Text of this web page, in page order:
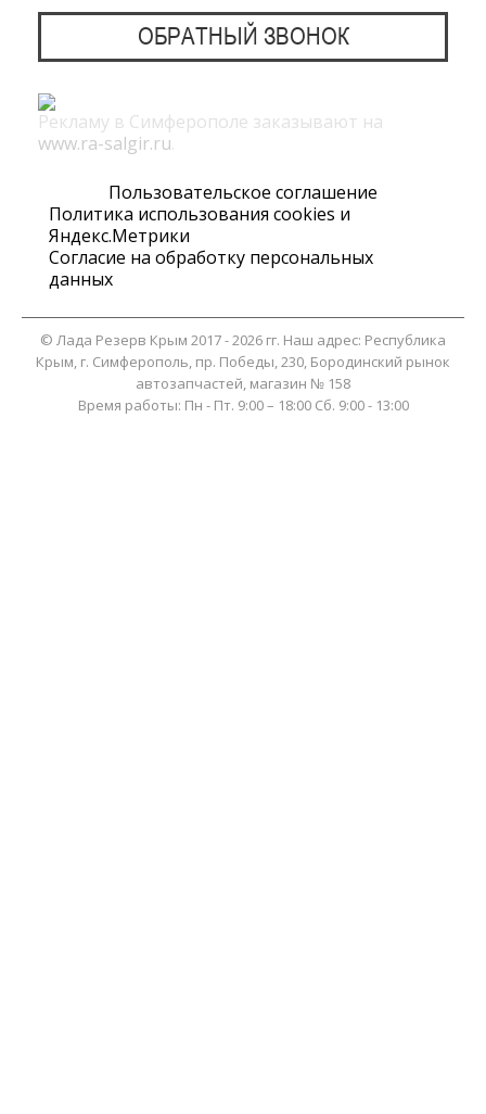
ОБРАТНЫЙ ЗВОНОК
Рекламу в Симферополе заказывают на
www.ra-salgir.ru.
Пользовательское соглашение
Политика использования cookies и
Яндекс.Метрики
Согласие на обработку персональных
данных
© Лада Резерв Крым 2017 - 2026 гг. Наш адрес: Республика
Крым, г. Симферополь, пр. Победы, 230, Бородинский рынок
автозапчастей, магазин № 158
Время работы: Пн - Пт. 9:00 – 18:00 Сб. 9:00 - 13:00